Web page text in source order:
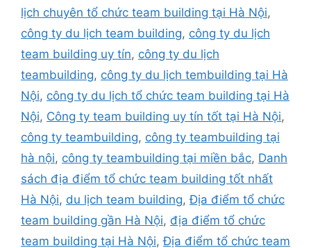
lịch chuyên tổ chức team building tại Hà Nội,
công ty du lịch team building, công ty du lịch
team building uy tín, công ty du lịch
teambuilding, công ty du lịch tembuilding tại Hà
Nội, công ty du lịch tổ chức team building tại Hà
Nội, Công ty team building uy tín tốt tại Hà Nội,
công ty teambuilding, công ty teambuilding tại
hà nội, công ty teambuilding tại miền bắc, Danh
sách địa điểm tổ chức team building tốt nhất
Hà Nội, du lịch team building,Địa điểm tổ chức
team building gần Hà Nội, địa điểm tổ chức
team building tại Hà Nội,Địa điểm tổ chức team